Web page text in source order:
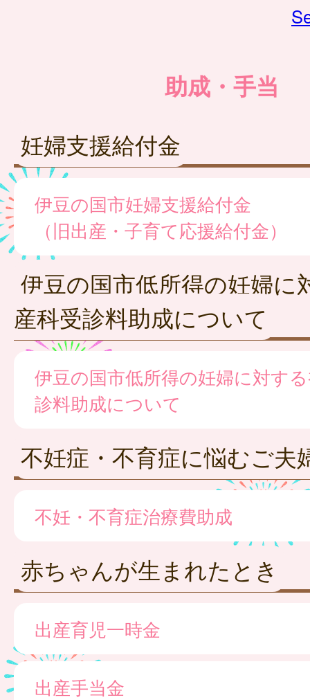
助成・手当
妊婦支援給付金
伊豆の国市妊婦支援給付金
（旧出産・子育て応援給付金）
伊豆の国市低所得の妊婦に
産科受診料助成について
伊豆の国市低所得の妊婦に対す
診料助成について
不妊症・不育症に悩むご夫
不妊・不育症治療費助成
赤ちゃんが生まれたとき
出産育児一時金
出産手当金